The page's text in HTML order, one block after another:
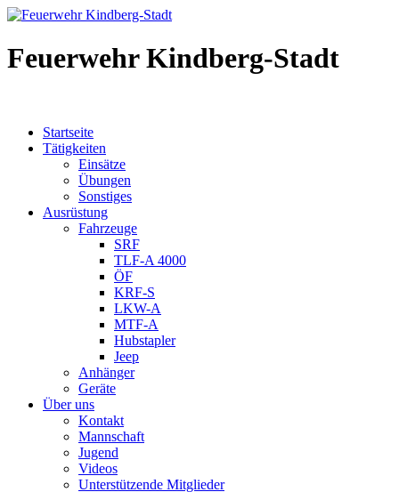
Feuerwehr Kindberg-Stadt
Startseite
Tätigkeiten
Einsätze
Übungen
Sonstiges
Ausrüstung
Fahrzeuge
SRF
TLF-A 4000
ÖF
KRF-S
LKW-A
MTF-A
Hubstapler
Jeep
Anhänger
Geräte
Über uns
Kontakt
Mannschaft
Jugend
Videos
Unterstützende Mitglieder